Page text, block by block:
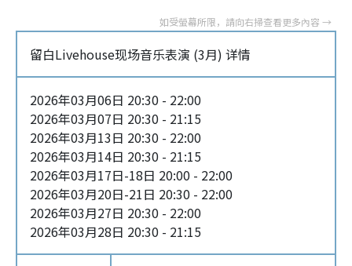
留白Livehouse现场音乐表演 (3月) 详情
2026年03月06日 20:30 - 22:00
2026年03月07日 20:30 - 21:15
2026年03月13日 20:30 - 22:00
2026年03月14日 20:30 - 21:15
2026年03月17日-18日 20:00 - 22:00
2026年03月20日-21日 20:30 - 22:00
2026年03月27日 20:30 - 22:00
2026年03月28日 20:30 - 21:15